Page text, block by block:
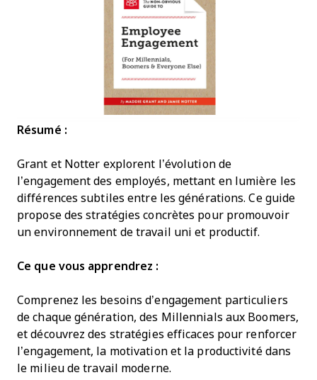
Résumé :
Grant et Notter explorent l’évolution de
l’engagement des employés, mettant en lumière les
différences subtiles entre les générations. Ce guide
propose des stratégies concrètes pour promouvoir
un environnement de travail uni et productif.
Ce que vous apprendrez :
Comprenez les besoins d’engagement particuliers
de chaque génération, des Millennials aux Boomers,
et découvrez des stratégies efficaces pour renforcer
l’engagement, la motivation et la productivité dans
le milieu de travail moderne.